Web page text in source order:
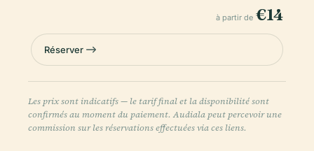
à partir de €14
Réserver
Les prix sont indicatifs — le tarif final et la disponibilité sont
confirmés au moment du paiement. Audiala peut percevoir une
commission sur les réservations effectuées via ces liens.